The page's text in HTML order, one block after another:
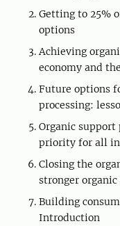
Getting to 25%
options
Achieving
economy and
Future options
processing:
Organic
priority for all in
Closing the
stronger
Building
Introduction